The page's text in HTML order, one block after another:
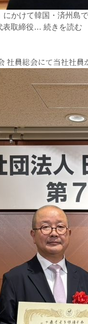
かけて韓国・済州島
表取締役… 続きを読む
社員総会にて当社社員